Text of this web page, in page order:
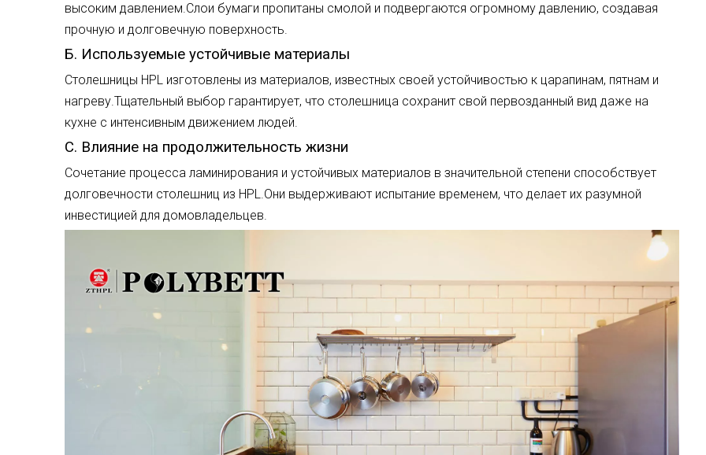
высоким давлением.Слои бумаги пропитаны смолой и подвергаются огромному давлению, создавая
прочную и долговечную поверхность.
Б. Используемые устойчивые материалы
Столешницы HPL изготовлены из материалов, известных своей устойчивостью к царапинам, пятнам и
нагреву.Тщательный выбор гарантирует, что столешница сохранит свой первозданный вид даже на
кухне с интенсивным движением людей.
C. Влияние на продолжительность жизни
Сочетание процесса ламинирования и устойчивых материалов в значительной степени способствует
долговечности столешниц из HPL.Они выдерживают испытание временем, что делает их разумной
инвестицией для домовладельцев.